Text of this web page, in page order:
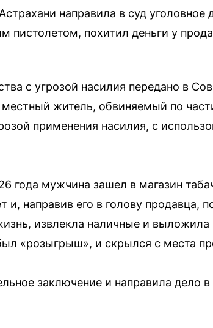
направила в суд
пистолетом, похитил деньги у
с угрозой насилия передано в
житель, обвиняемый по
применения насилия, с
года мужчина зашел в магазин
направив его в голову продавца,
извлекла наличные и выложила
«розыгрыш», и скрылся с места
заключение и направила дело